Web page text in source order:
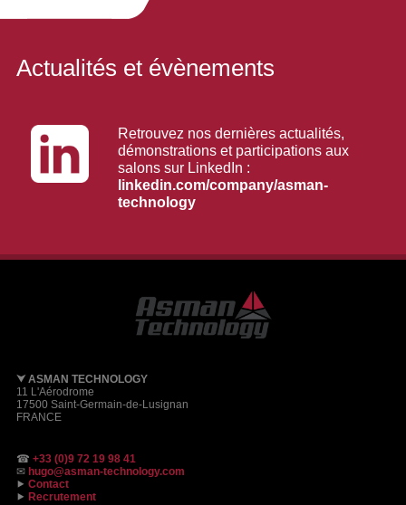
Actualités et évènements
Retrouvez nos dernières actualités,
démonstrations et participations aux
salons sur LinkedIn :
linkedin.com/company/asman-
technology
⮟ ASMAN TECHNOLOGY
11 L'Aérodrome
17500 Saint-Germain-de-Lusignan
FRANCE
☎ +33 (0)9 72 19 98 41
✉ hugo@asman-technology.com
⯈ Contact
⯈ Recrutement